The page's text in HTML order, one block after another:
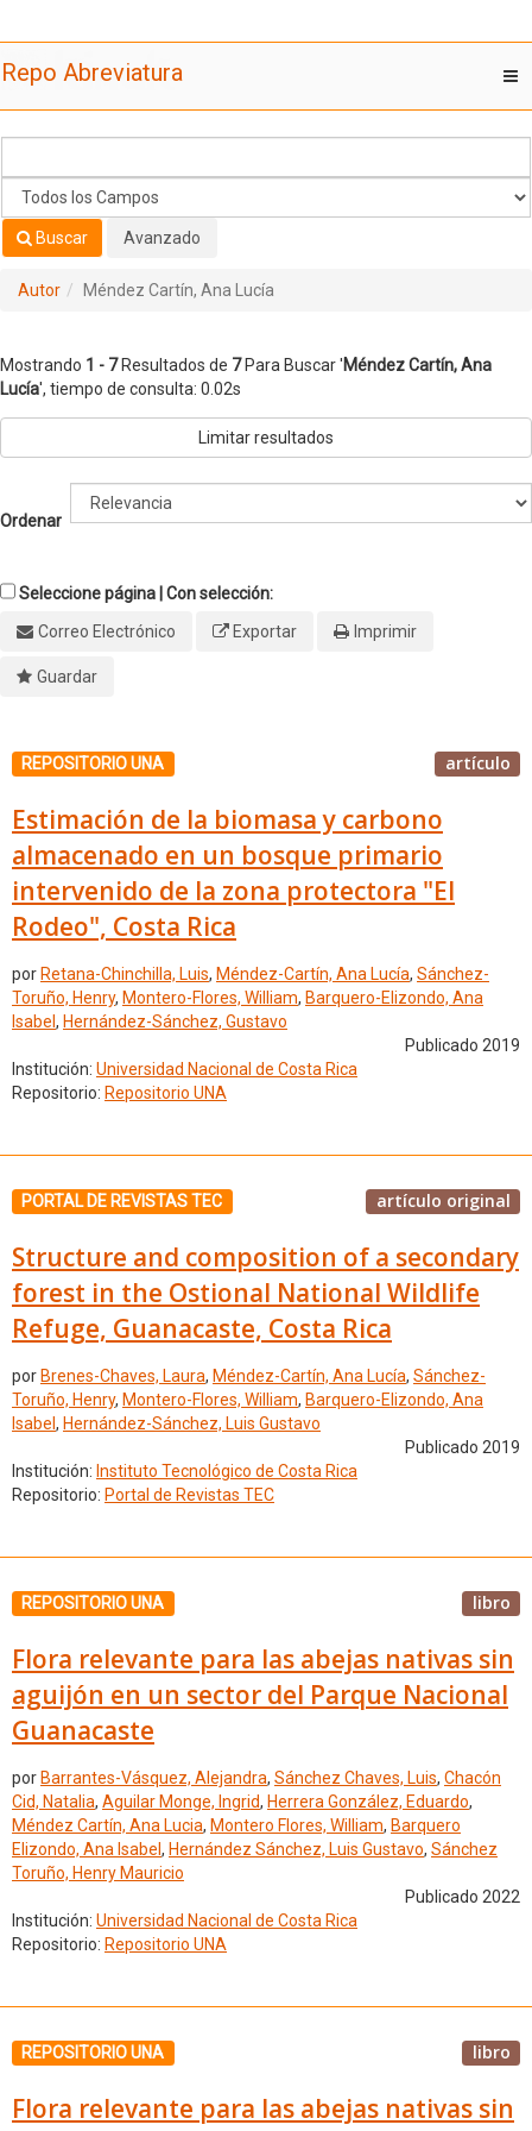
Lucía'
Repo Abreviatura
Buscar Avanzado
Autor Méndez Cartín, Ana Lucía
Mostrando 1 - 7Resultados de 7Para Buscar 'Méndez Cartín, Ana
Lucía', tiempo de consulta: 0.02s
Limitar resultados
Ordenar
Seleccione página | Con selección:
Correo Electrónico
Exportar Imprimir
Guardar
REPOSITORIO UNA artículo
Estimación de la biomasa y carbono
almacenado en un bosque primario
intervenido de la zona protectora "El
Rodeo", Costa Rica
por Retana-Chinchilla, Luis, Méndez-Cartín, Ana Lucía, Sánchez-
Toruño, Henry, Montero-Flores, William, Barquero-Elizondo, Ana
Isabel , Hernández-Sánchez, Gustavo
Publicado 2019
Institución: Universidad Nacional de Costa Rica
Repositorio: Repositorio UNA
PORTAL DE REVISTAS TEC artículo original
Structure and composition of a secondary
forest in the Ostional National Wildlife
Refuge, Guanacaste, Costa Rica
por Brenes-Chaves, Laura, Méndez-Cartín, Ana Lucía, Sánchez-
Toruño, Henry, Montero-Flores, William, Barquero-Elizondo, Ana
Isabel , Hernández-Sánchez, Luis Gustavo
Publicado 2019
Institución: Instituto Tecnológico de Costa Rica
Repositorio: Portal de Revistas TEC
REPOSITORIO UNA libro
Flora relevante para las abejas nativas sin
aguijón en un sector del Parque Nacional
Guanacaste
por Barrantes-Vásquez, Alejandra, Sánchez Chaves, Luis, Chacón
Cid, Natalia, Aguilar Monge, Ingrid, Herrera González, Eduardo,
Méndez Cartín, Ana Lucia, Montero Flores, William, Barquero
Elizondo, Ana Isabel , Hernández Sánchez, Luis Gustavo, Sánchez
Toruño, Henry Mauricio
Publicado 2022
Institución: Universidad Nacional de Costa Rica
Repositorio: Repositorio UNA
REPOSITORIO UNA libro
Flora relevante para las abejas nativas sin